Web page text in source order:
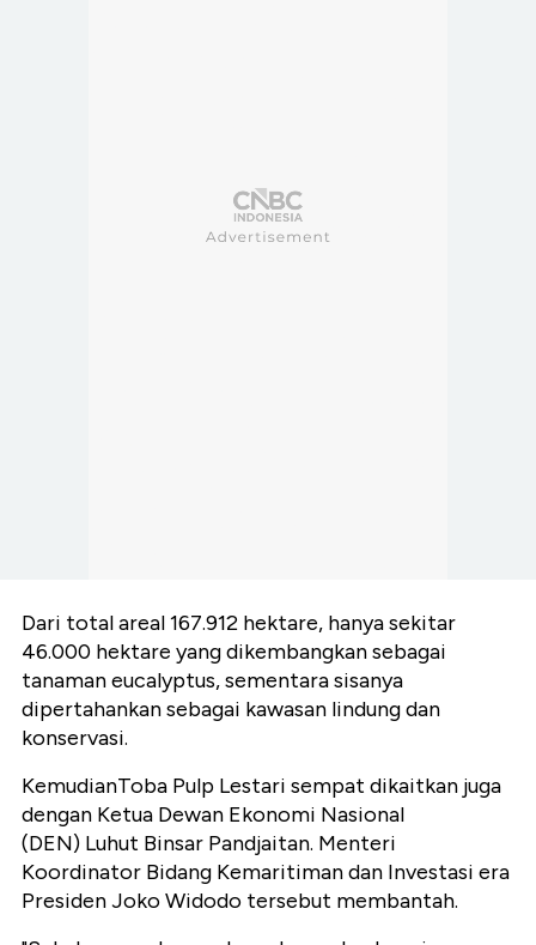
Dari total areal 167.912 hektare, hanya sekitar
46.000 hektare yang dikembangkan sebagai
tanaman eucalyptus, sementara sisanya
dipertahankan sebagai kawasan lindung dan
konservasi.
KemudianToba Pulp Lestari sempat dikaitkan juga
dengan Ketua Dewan Ekonomi Nasional
(DEN) Luhut Binsar Pandjaitan. Menteri
Koordinator Bidang Kemaritiman dan Investasi era
Presiden Joko Widodo tersebut membantah.